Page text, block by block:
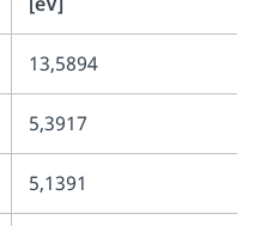
13,5894
5,3917
5,1391